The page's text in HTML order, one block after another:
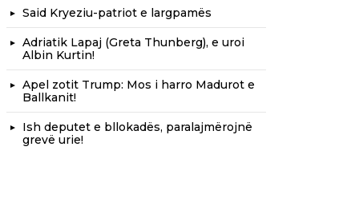
Said Kryeziu-patriot e largpamës
Adriatik Lapaj (Greta Thunberg), e uroi
Albin Kurtin!
Apel zotit Trump: Mos i harro Madurot e
Ballkanit!
Ish deputet e bllokadës, paralajmërojnë
grevë urie!